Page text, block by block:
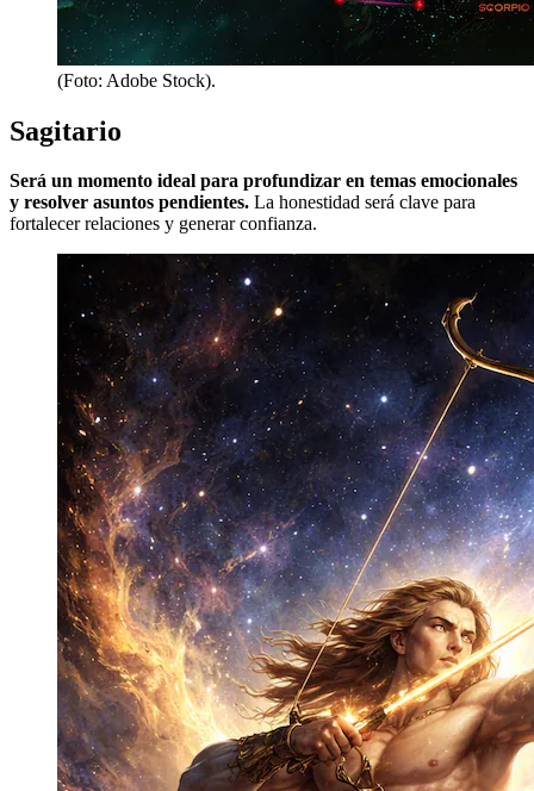
(Foto: Adobe Stock).
Sagitario
Será un momento ideal para profundizar en temas emocionales
y resolver asuntos pendientes. La honestidad será clave para
fortalecer relaciones y generar confianza.